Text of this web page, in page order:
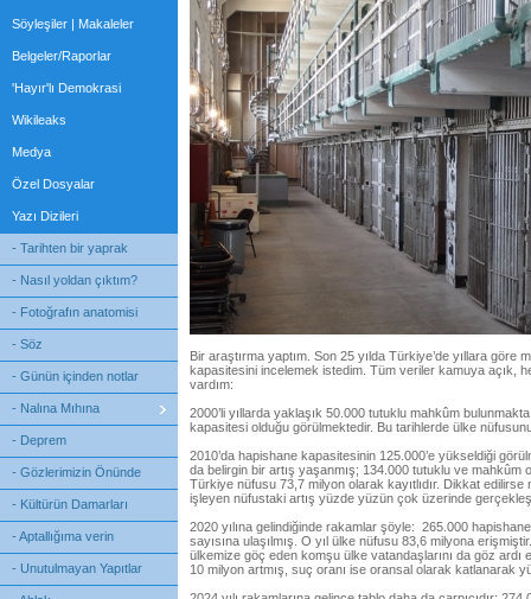
Söyleşiler | Makaleler
Belgeler/Raporlar
'Hayır'lı Demokrasi
Wikileaks
Medya
Özel Dosyalar
Yazı Dizileri
- Tarihten bir yaprak
- Nasıl yoldan çıktım?
- Fotoğrafın anatomisi
- Söz
- Günün içinden notlar
- Nalına Mıhına
- Deprem
- Gözlerimizin Önünde
- Kültürün Damarları
- Aptallığıma verin
- Unutulmayan Yapıtlar
Bir araştırma yaptım. Son 25 yılda Türkiye’de yıllara göre
kapasitesini incelemek istedim. Tüm veriler kamuya açık,
vardım:
2000’li yıllarda yaklaşık 50.000 tutuklu mahkûm
kapasitesi olduğu görülmektedir. Bu tarihlerde ülke
2010’da hapishane kapasitesinin 125.000’e yükseldiği
da belirgin bir artış yaşanmış; 134.000 tutuklu ve mahkûm
Türkiye nüfusu 73,7 milyon olarak kayıtlıdır. Dikkat
işleyen nüfustaki artış yüzde yüzün çok üzerinde
2020 yılına gelindiğinde rakamlar şöyle: 265.000
sayısına ulaşılmış. O yıl ülke nüfusu 83,6 milyona
ülkemize göç eden komşu ülke vatandaşlarını da göz ardı
10 milyon artmış, suç oranı ise oransal olarak katlanarak